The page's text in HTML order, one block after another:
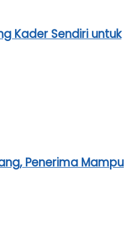
Kader Sendiri untuk
Penerima Mampu